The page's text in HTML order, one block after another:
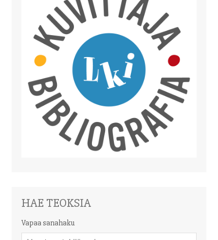
HAE TEOKSIA
Vapaa sanahaku